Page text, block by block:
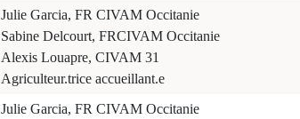
Julie Garcia, FR CIVAM Occitanie
Sabine Delcourt, FRCIVAM Occitanie
Alexis Louapre, CIVAM 31
Agriculteur.trice accueillant.e
Julie Garcia, FR CIVAM Occitanie